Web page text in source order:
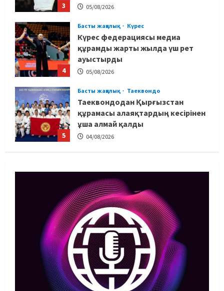
3 05/08/2026
4
Басты жаңалық Күрес
Күрес федерациясы медиа
құрамды жарты жылда үш рет
ауыстырды
05/08/2026
5
Басты жаңалық Таеквондо
Таеквондодан Қырғызстан
құрамасы алаяқтардың кесірінен
ұша алмай қалды
04/08/2026
1
федерациясы дағыстандық
маманды тағы да шақыртты
05/08/2026
2
Басты жаңалық Бокс
Санжар Тәшкенбайдың кәсіпқой
рингтегі алғашқы қарсыласы
анықталды
05/08/2026
Басты жаңалық Дзюдо